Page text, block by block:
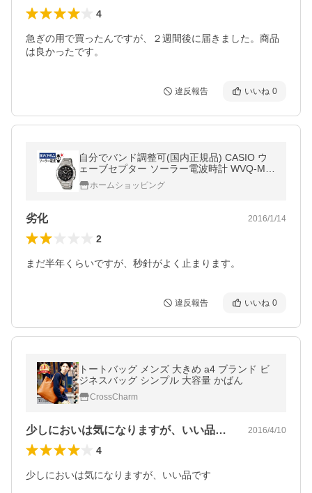
4
急ぎの用で買ったんですが、２週間後に届きました。商品
は良かったです。
違反報告 いいね 0
自分でバンド調整可(国内正規品) CASIO ウ
ェーブセプター ソーラー電波時計 WVQ-M4
10DE-1A2JF(WVQM410DE1A2JF) 電波/ブ
ラック/ステンレス/アナログ
ホームショッピング
劣化 2016/1/14
2
まだ半年くらいですが、秒針がよく止まります。
違反報告 いいね 0
トートバッグ メンズ 大きめ a4 ブランド ビ
ジネスバッグ シンプル 大容量 かばん
CrossCharm
少しにおいは気になりますが、いい品です 2016/4/10
4
少しにおいは気になりますが、いい品です